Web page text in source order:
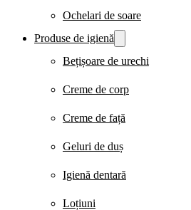
Ochelari de soare
Produse de igienă
Bețișoare de urechi
Creme de corp
Creme de față
Geluri de duș
Igienă dentară
Loțiuni